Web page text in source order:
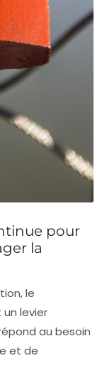
pour
la
le
levier
au besoin
et de